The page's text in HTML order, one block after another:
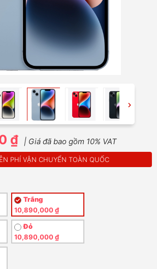
₫ | Giá đã bao gồm 10% VAT
PHÍ VẬN CHUYỂN TOÀN QUỐC
Trắng
10,890,000 ₫
Đỏ
10,890,000 ₫